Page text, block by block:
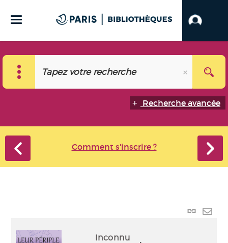
Recherche avancée
Comment s'inscrire ?
Lien
Inconnu